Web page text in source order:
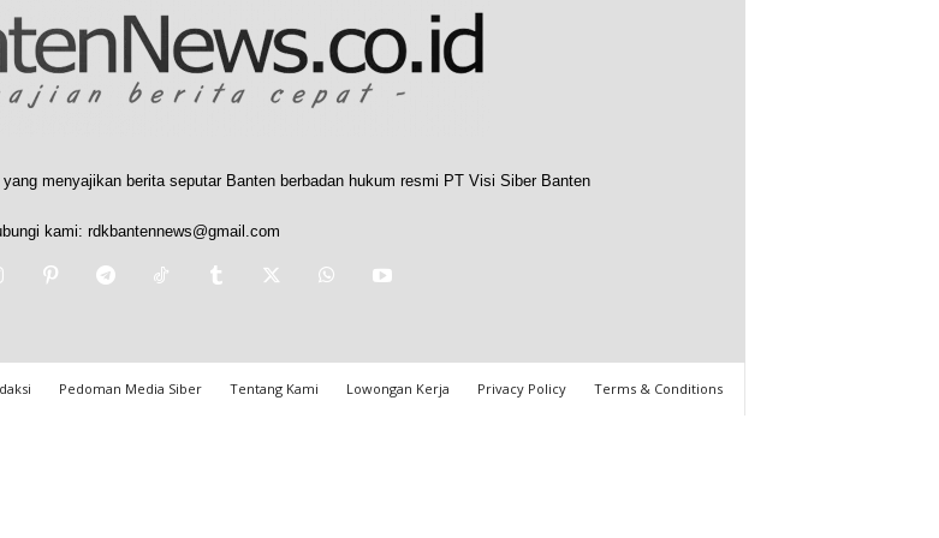
menyajikan berita seputar Banten berbadan hukum resmi PT Visi Siber Banten
kami: rdkbantennews@gmail.com
Pedoman Media Siber Tentang Kami Lowongan Kerja Privacy Policy Terms & Conditions